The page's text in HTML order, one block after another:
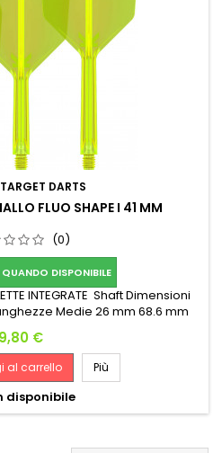
TARGET DARTS
FLUO SHAPE I 41 MM
(0)
DISPONIBILE
INTEGRATE Shaft Dimensioni
Medie 26 mm 68.6 mm
Prezzo
9,80 €
al carrello Più
disponibile